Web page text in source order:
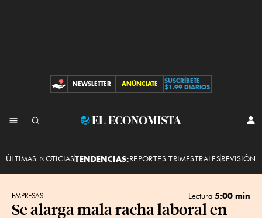
CONTRIBUCIONES
NEWSLETTER ANÚNCIATE
SUSCRÍBETE
$1.99 DIARIOS
El
ÚLTIMAS NOTICIASTENDENCIAS:REPORTES TRIMESTRALESREVISIÓN
EMPRESAS Lectura 5:00 min
Se alarga mala racha laboral en